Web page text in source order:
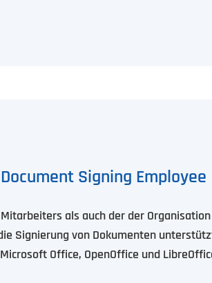
Signing Employee
als auch der der
Signierung von Dokumenten
Office, OpenOffice und